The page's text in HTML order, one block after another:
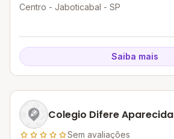
Centro - Jaboticabal - SP
Saiba mais
Colegio Difere Aparecida
Sem avaliações